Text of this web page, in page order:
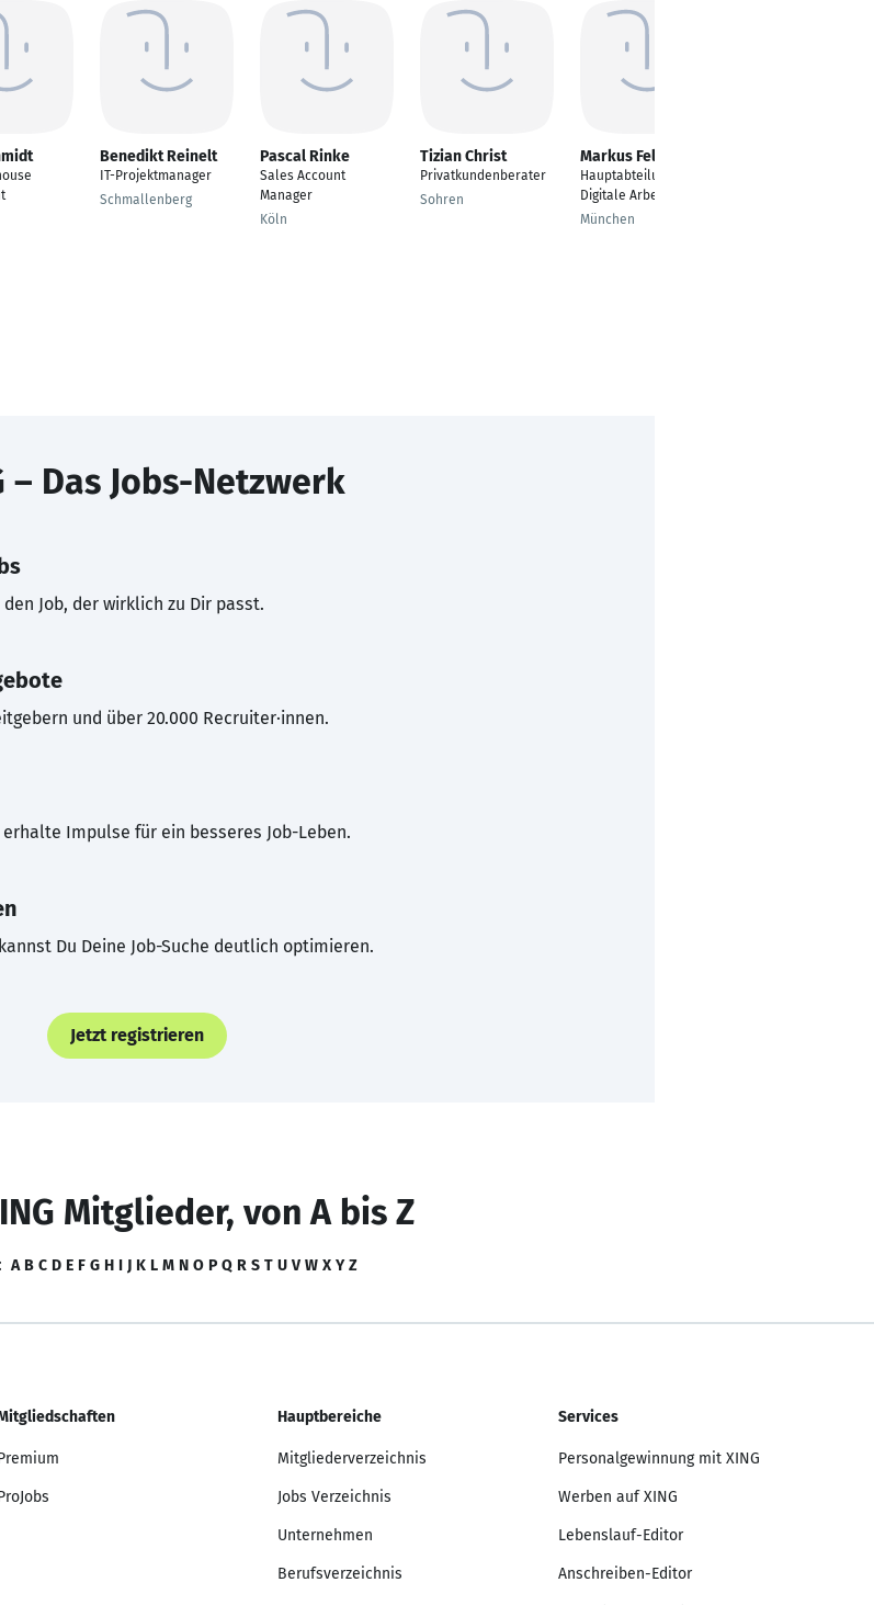
Benedikt Reinelt
IT-Projektmanager
Schmallenberg
Pascal Rinke
Sales Account
Manager
Köln
Tizian Christ
Privatkundenberater
Sohren
Markus Feldmeier
Hauptabteilungsleiter
Digitale Arbeitswelten
München
– Das Jobs-Netzwerk
Job, der wirklich zu Dir passt.
und über 20.000 Recruiter·innen.
Impulse für ein besseres Job-Leben.
Du Deine Job-Suche deutlich optimieren.
Jetzt registrieren
Mitglieder, von A bis Z
A B C D E F G H I J K L M N O P Q R S T U V W X Y Z
Hauptbereiche
Mitgliederverzeichnis
Jobs Verzeichnis
Unternehmen
Berufsverzeichnis
Services
Personalgewinnung mit XING
Werben auf XING
Lebenslauf-Editor
Anschreiben-Editor